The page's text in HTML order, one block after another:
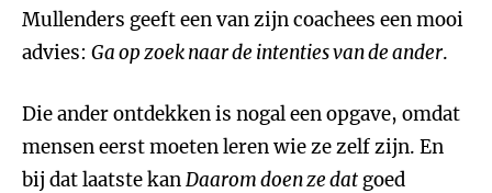
Mullenders geeft een van zijn coachees een mooi
advies: Ga op zoek naar de intenties van de ander.
Die ander ontdekken is nogal een opgave, omdat
mensen eerst moeten leren wie ze zelf zijn. En
bij dat laatste kanDaarom doen ze dat goed